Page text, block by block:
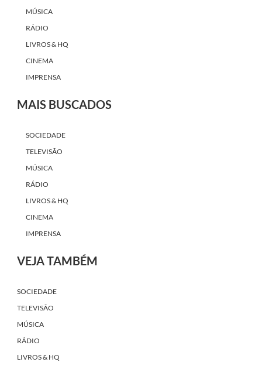
MÚSICA
RÁDIO
LIVROS & HQ
CINEMA
IMPRENSA
MAIS BUSCADOS
SOCIEDADE
TELEVISÃO
MÚSICA
RÁDIO
LIVROS & HQ
CINEMA
IMPRENSA
VEJA TAMBÉM
SOCIEDADE
TELEVISÃO
MÚSICA
RÁDIO
LIVROS & HQ